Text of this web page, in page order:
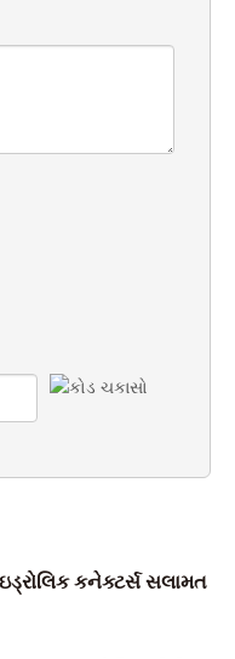
કનેક્ટર્સ સલામત